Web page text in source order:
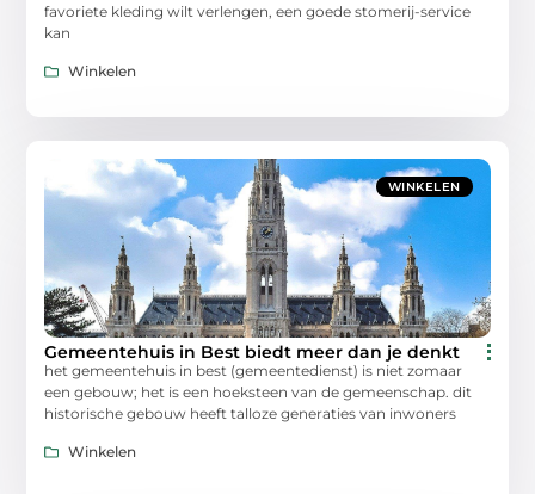
favoriete kleding wilt verlengen, een goede stomerij-service
kan
Winkelen
WINKELEN
Gemeentehuis in Best biedt meer dan je denkt
het gemeentehuis in best (gemeentedienst) is niet zomaar
een gebouw; het is een hoeksteen van de gemeenschap. dit
historische gebouw heeft talloze generaties van inwoners
Winkelen